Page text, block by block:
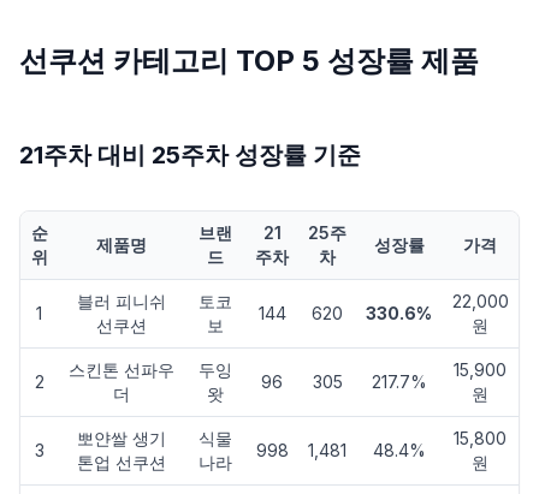
선쿠션 카테고리 TOP 5 성장률 제품
21주차 대비 25주차 성장률 기준
순
위
제품명
브랜
드
21
주차
25주
차
성장률 가격
1
블러 피니쉬
선쿠션
토코
보
144 620 330.6%
22,000
원
2
스킨톤 선파우
더
두잉
왓
96 305 217.7%
15,900
원
3
뽀얀쌀 생기
톤업 선쿠션
식물
나라
998 1,481 48.4%
15,800
원